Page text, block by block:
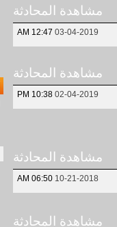
مشاهدة المحادثة
03-04-2019
12:47 AM
مشاهدة المحادثة
02-04-2019
10:38 PM
مشاهدة المحادثة
10-21-2018
06:50 AM
مشاهدة المحادثة